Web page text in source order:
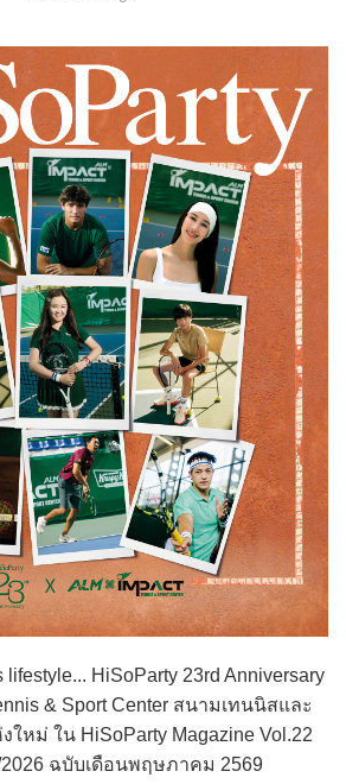
lifestyle... HiSoParty 23rd Anniversary
& Sport Center สนามเทนนิสและ
ใหม่ ใน HiSoParty Magazine Vol.22
2026 ฉบับเดือนพฤษภาคม 2569